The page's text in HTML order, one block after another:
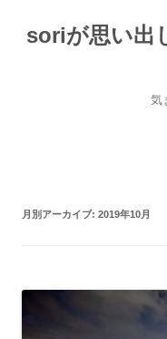
soriが思い出
気
月別アーカイブ: 2019年10月